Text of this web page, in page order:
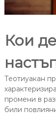
Кои
Теотиуакан
промени в
били